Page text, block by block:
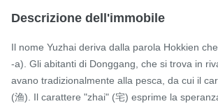
Descrizione dell'immobile
Il nome Yuzhai deriva dalla parola Hokkien
-a). Gli abitanti di Donggang, che si trova in
avano tradizionalmente alla pesca, da cui il
(渔). Il carattere "zhai" (宅) esprime la